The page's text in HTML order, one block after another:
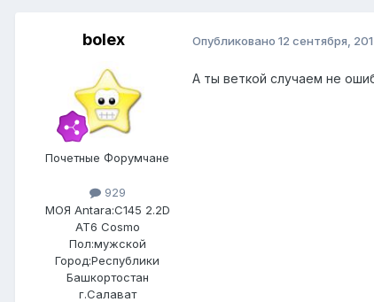
bolex
Почетные Форумчане
929
МОЯ Antara:C145 2.2D
AT6 Cosmo
Пол:мужской
Город:Республики
Башкортостан
г.Салават
Опубликовано 12 сентября,
А ты веткой случаем не